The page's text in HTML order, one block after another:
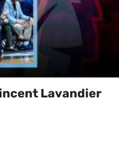
Lavandier